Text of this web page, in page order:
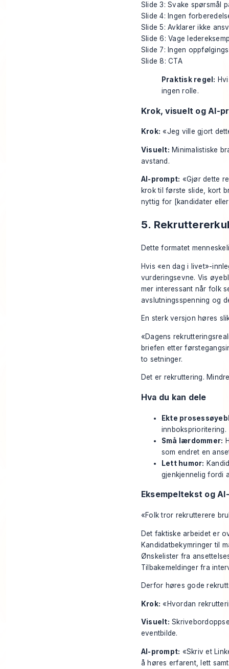
Slide 3: Svake spørsmål
Slide 4: Ingen
Slide 5: Avklarer ikke
Slide 6: Vage
Slide 7: Ingen
Slide 8: CTA
Praktisk regel:
ingen rolle.
Krok, visuelt og AI-
Krok: «Jeg ville gjort
Visuelt: Minimalistiske
avstand.
AI-prompt: «Gjør dette
krok til første slide, kort
nyttig for [kandidater
5.
Dette formatet
Hvis «en dag i livet»-
vurderingsevne. Vis
mer interessant når folk
avslutningsspenning og
En sterk versjon høres
«Dagens
briefen etter
to setninger.
Det er rekruttering.
Hva du kan dele
Ekte
innboksprioritering.
Små lærdommer:
som endret en
Lett humor:
gjenkjennelig fordi
Eksempeltekst og
«Folk tror rekrutterere
Det faktiske arbeidet er
Kandidatbekymringer til
Ønskelister fra
Tilbakemeldinger fra
Derfor høres gode
Krok: «Hvordan
Visuelt:
eventbilde.
AI-prompt: «Skriv et
å høres erfarent, lett